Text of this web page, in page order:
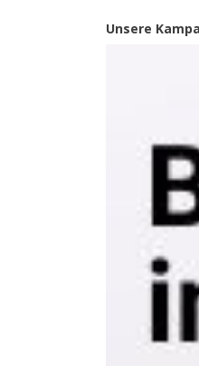
Unsere